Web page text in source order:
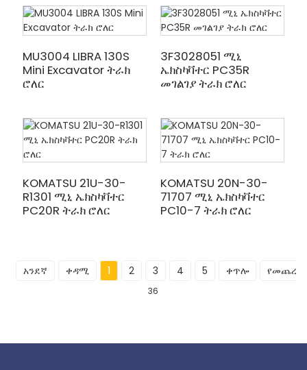
MU3004 LIBRA 130S
Mini Excavator ትራክ
ሮለር
3F3028051 ሚኒ
ኤክስካቫተር PC35R
መገልገያ ትራክ ሮለር
KOMATSU 21U-30-
R1301 ሚኒ ኤክስካቫተር
PC20R ትራክ ሮለር
KOMATSU 20N-30-
71707 ሚኒ ኤክስካቫተር
PC10-7 ትራክ ሮለር
አንደኛ ቀዳሚ 1 2 3 4 5 ቀጥሎ የመጨረሻ
36